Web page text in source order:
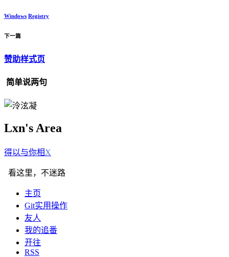
Windows Registry
下一篇
赞助样式页
简单说两句
Lxn's Area
得以与CTH
看这里，不迷路
主页
Git实用操作
友人
我的追番
开往
RSS